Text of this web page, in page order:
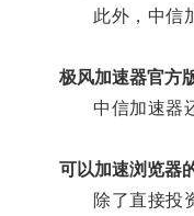
此外，中信加
极风加速器官方
中信加速器还
可以加速浏览器
除了直接投资